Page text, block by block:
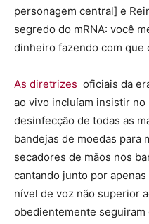
personagem central] e
segredo do mRNA: você
dinheiro fazendo com que
As diretrizes oficiais da
ao vivo incluíam insistir no
desinfecção de todas as
bandejas de moedas para
secadores de mãos nos
cantando junto por
nível de voz não superior
obedientemente